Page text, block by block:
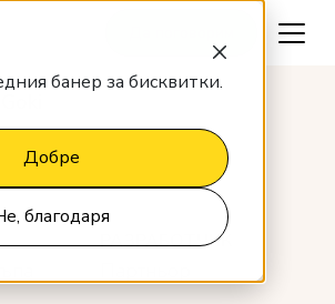
банер за бисквитки.
Добре
благодаря
РАЗРАБОТЧИК